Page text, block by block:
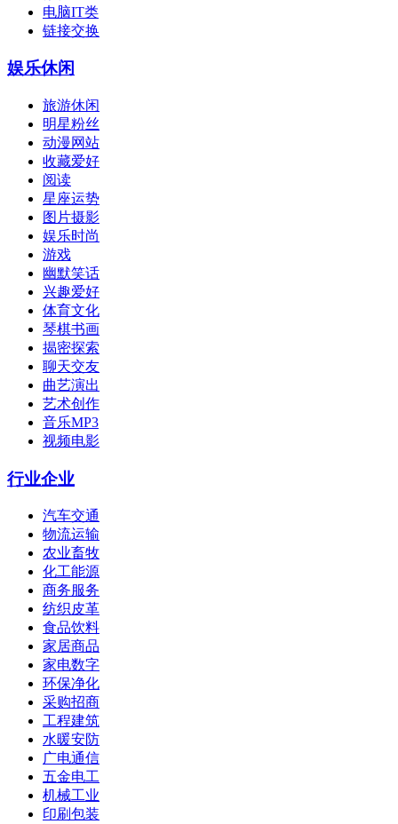
电脑IT类
链接交换
娱乐休闲
旅游休闲
明星粉丝
动漫网站
收藏爱好
阅读
星座运势
图片摄影
娱乐时尚
游戏
幽默笑话
兴趣爱好
体育文化
琴棋书画
揭密探索
聊天交友
曲艺演出
艺术创作
音乐MP3
视频电影
行业企业
汽车交通
物流运输
农业畜牧
化工能源
商务服务
纺织皮革
食品饮料
家居商品
家电数字
环保净化
采购招商
工程建筑
水暖安防
广电通信
五金电工
机械工业
印刷包装